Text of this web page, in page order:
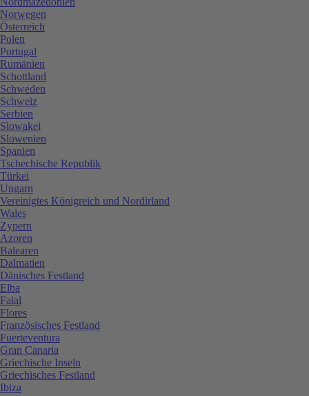
Norwegen
Österreich
Polen
Portugal
Rumänien
Schottland
Schweden
Schweiz
Serbien
Slowakei
Slowenien
Spanien
Tschechische Republik
Türkei
Ungarn
Vereinigtes Königreich und Nordirland
Wales
Zypern
Azoren
Balearen
Dalmatien
Dänisches Festland
Elba
Faial
Flores
Französisches Festland
Fuerteventura
Gran Canaria
Griechische Inseln
Griechisches Festland
Ibiza